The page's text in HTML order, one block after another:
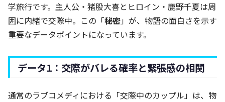
学旅行です。主人公・猪股大喜とヒロイン・鹿野千夏は周
囲に内緒で交際中。この「秘密」が、物語の面白さを示す
重要なデータポイントになっています。
データ1：交際がバレる確率と緊張感の相関
通常のラブコメディにおける「交際中のカップル」は、物